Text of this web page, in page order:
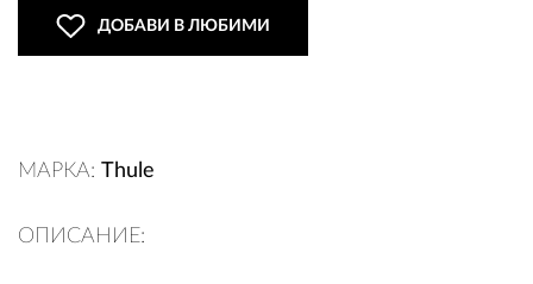
ДОБАВИ В ЛЮБИМИ
МАРКА: Thule
ОПИСАНИЕ: